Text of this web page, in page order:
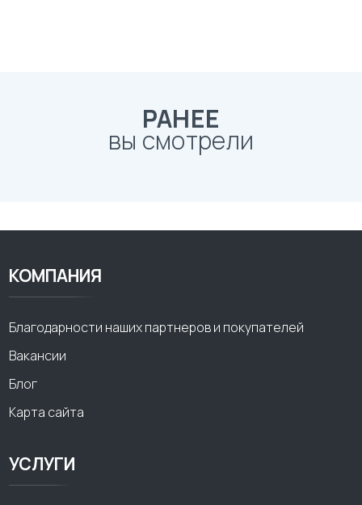
РАНЕЕ
вы смотрели
КОМПАНИЯ
Благодарности наших партнеров и покупателей
Вакансии
Блог
Карта сайта
УСЛУГИ